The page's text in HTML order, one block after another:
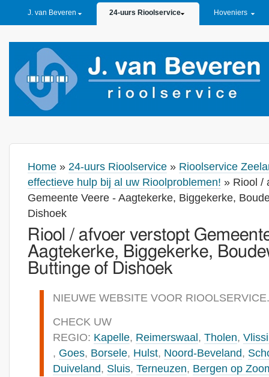
J. van Beveren 24-uurs Rioolservice Hoveniers
Home » 24-uurs Rioolservice » Rioolservice
effectieve hulp bij al uw Rioolproblemen! » Riool /
Gemeente Veere - Aagtekerke, Biggekerke,
Dishoek
Riool / afvoer verstopt
Aagtekerke, Biggekerke,
Buttinge of Dishoek
NIEUWE WEBSITE VOOR
CHECK UW
REGIO: Kapelle, Reimerswaal , Tholen,
, Goes, Borsele, Hulst, Noord-Beveland,
Duiveland, Sluis, Terneuzen, Bergen op